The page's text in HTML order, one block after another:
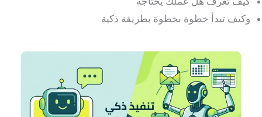
وكيف تبدأ خطوة بخطوة بطريقة ذكية